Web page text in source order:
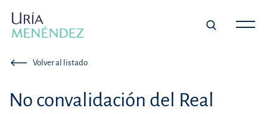
Volver al listado
No convalidación del Real